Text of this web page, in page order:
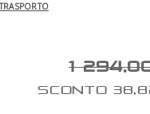
1
SCONTO